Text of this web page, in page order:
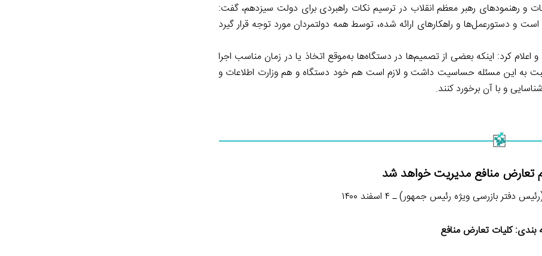
و رهنمودهای رهبر معظم انقلاب در ترسیم نکات راهبردی برای دولت سیزدهم، گفت:
و دستورعمل‌ها و راهکارهای ارائه شده، توسط همه دولتمردان مورد توجه قرار گیرد
کرد: اینکه بعضی از تصمیم‌ها در دستگاه‌ها به‌موقع اتخاذ یا در زمان مناسب اجرا
به این مسئله حساسیت داشت و لازم است هم خود دستگاه و هم وزارت اطلاعات و
و با آن برخورد کنند.
تعارض منافع مدیریت خواهد شد
بازرسی ویژه رئیس جمهور) ـ ۴ اسفند ۱۴۰۰
بندی: کلیات تعارض منافع